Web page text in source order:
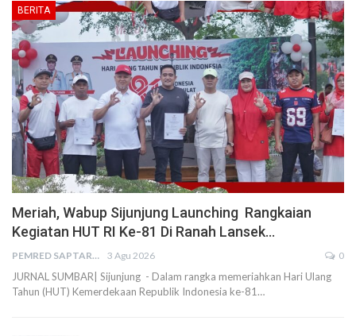
BERITA
Meriah, Wabup Sijunjung Launching Rangkaian
Kegiatan HUT RI Ke-81 Di Ranah Lansek…
PEMRED SAPTARIUS 3 Agu 2026 0
JURNAL SUMBAR| Sijunjung - Dalam rangka memeriahkan Hari Ulang
Tahun (HUT) Kemerdekaan Republik Indonesia ke-81…